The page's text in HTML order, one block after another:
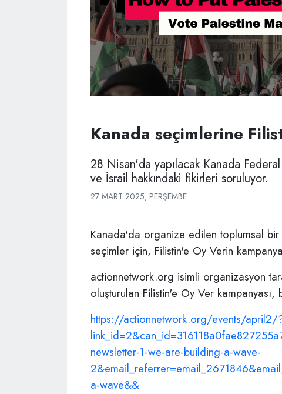
Kanada seçimlerine
28 Nisan'da yapılacak Kanada
ve İsrail hakkındaki fikirleri soruluyor.
27 MART 2025, PERŞEMBE
Kanada'da organize edilen toplumsal
seçimler için, Filistin'e Oy Verin
actionnetwork.org isimli organizasyon
oluşturulan Filistin'e Oy Ver
https://actionnetwork.org/events/april2/
newsletter-1-we-are-building-a-wave-
a-wave&&